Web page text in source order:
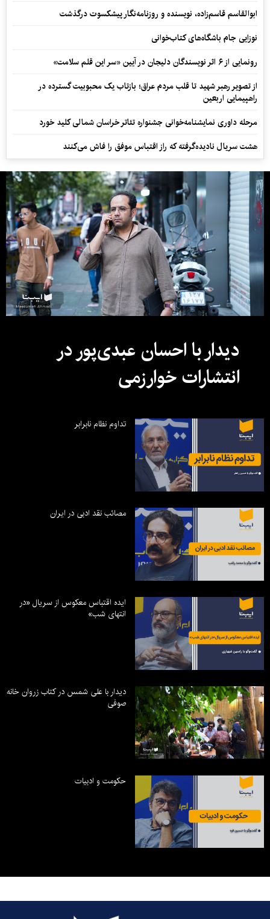
ابوالقاسم قاسم‌زاده، نویسنده و روزنامه‌نگار پیشکسوت درگذشت
نوزایی جام باشگاه‌های کتاب‌خوانی
رونمایی از ۶ اثر نویسندگان دلیجان در آیین «سر این قلم سلامت»
از تصویر رهبر شهید تا قلب مردم عراق؛ بازتاب یک محبوبیت گسترده در
راهپیمایی اربعین
مرحله داوری نمایشنامه‌خوانی جشنواره تئاتر خراسان شمالی کلید خورد
هشت سریال نادیده‌گرفته که راز اقتباس موفق را فاش می‌کنند
دیدار با احسان عبدی‌پور در
انتشارات خوارزمی
تداوم نظام نابرابر
مصائب نقد ادبی در ایران
ایده اقتباس معکوس از سریال «در
انتهای شب»
دیدار با علی شمس در کتاب زروان خانه
صوفی
حکومت و ادبیات